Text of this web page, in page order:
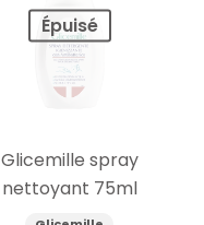
Épuisé
Glicemille spray
nettoyant 75ml